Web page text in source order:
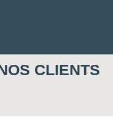
CLIENTS